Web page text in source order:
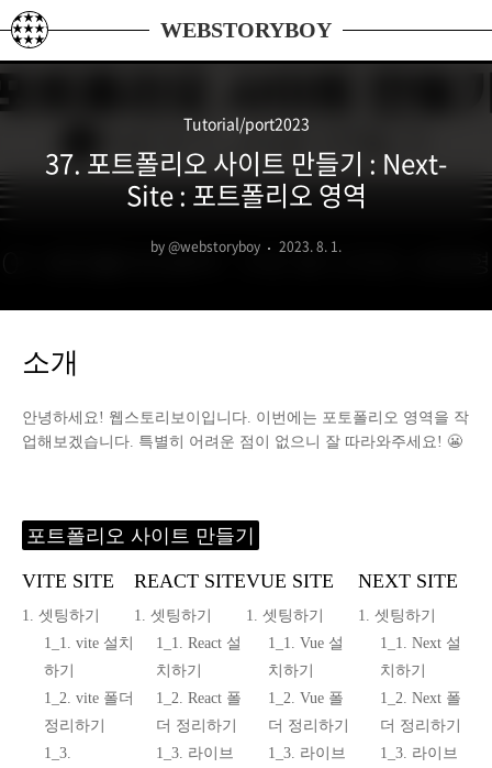
본문 바로가기
WEBSTORYBOY
Tutorial/port2023
37. 포트폴리오 사이트 만들기 : Next-
Site : 포트폴리오 영역
by @webstoryboy 2023. 8. 1.
소개
안녕하세요! 웹스토리보이입니다. 이번에는 포토폴리오 영역을 작
업해보겠습니다. 특별히 어려운 점이 없으니 잘 따라와주세요! 😬
포트폴리오 사이트 만들기
VITE SITE
1. 셋팅하기
1_1. vite 설치
하기
1_2. vite 폴더
정리하기
1_3.
REACT SITE
1. 셋팅하기
1_1. React 설
치하기
1_2. React 폴
더 정리하기
1_3. 라이브
VUE SITE
1. 셋팅하기
1_1. Vue 설
치하기
1_2. Vue 폴
더 정리하기
1_3. 라이브
NEXT SITE
1. 셋팅하기
1_1. Next 설
치하기
1_2. Next 폴
더 정리하기
1_3. 라이브